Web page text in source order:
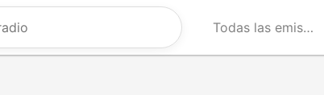
Todas las emisoras